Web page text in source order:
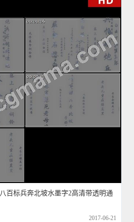
百标兵奔北坡水墨字2高清带透明通
2017-06-21